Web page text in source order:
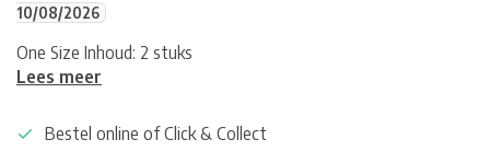
10/08/2026
One Size Inhoud: 2 stuks
Lees meer
Bestel online of Click & Collect